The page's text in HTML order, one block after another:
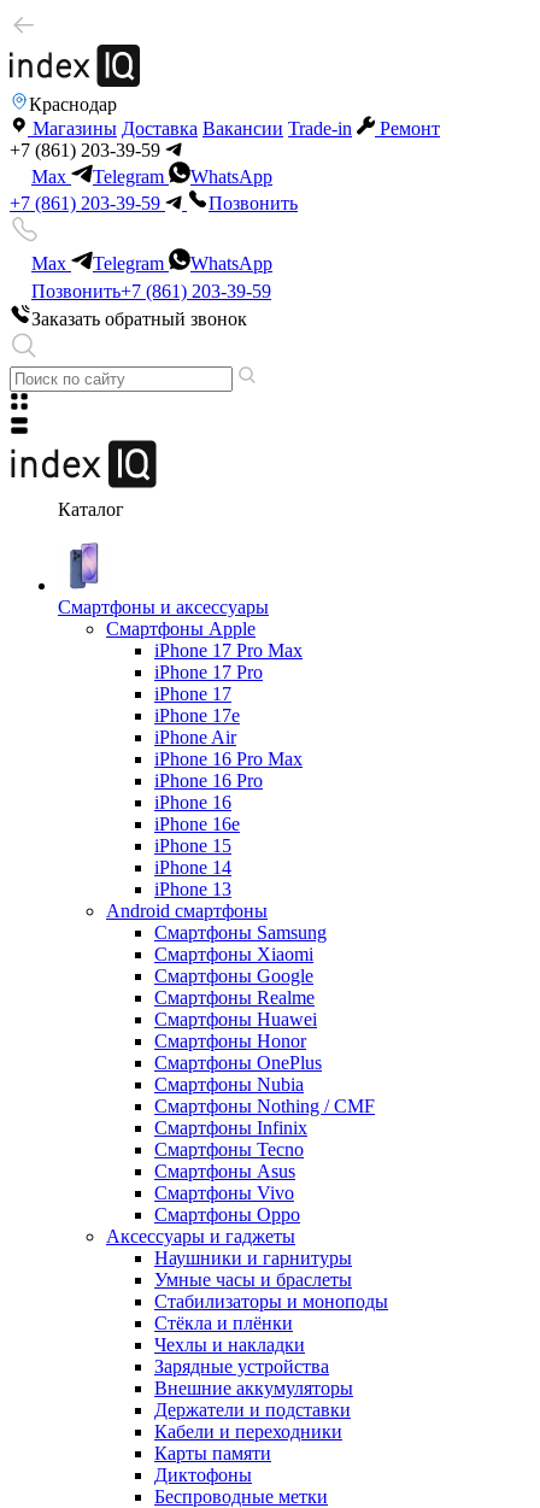
Краснодар
Магазины Доставка Вакансии Trade-in
Ремонт
+7 (861) 203-39-59
Max
Telegram
WhatsApp
+7 (861) 203-39-59
Позвонить
Max Telegram
WhatsApp
Позвонить+7 (861) 203-39-59
Заказать обратный звонок
Каталог
Смартфоны и аксессуары
Смартфоны Apple
iPhone 17 Pro Max
iPhone 17 Pro
iPhone 17
iPhone 17e
iPhone Air
iPhone 16 Pro Max
iPhone 16 Pro
iPhone 16
iPhone 16e
iPhone 15
iPhone 14
iPhone 13
Android cмартфоны
Смартфоны Samsung
Смартфоны Xiaomi
Смартфоны Google
Смартфоны Realme
Смартфоны Huawei
Смартфоны Honor
Смартфоны OnePlus
Смартфоны Nubia
Смартфоны Nothing / CMF
Смартфоны Infinix
Смартфоны Tecno
Смартфоны Asus
Смартфоны Vivo
Смартфоны Oppo
Аксессуары и гаджеты
Наушники и гарнитуры
Умные часы и браслеты
Стабилизаторы и моноподы
Стёкла и плёнки
Чехлы и накладки
Зарядные устройства
Внешние аккумуляторы
Держатели и подставки
Кабели и переходники
Карты памяти
Диктофоны
Беспроводные метки